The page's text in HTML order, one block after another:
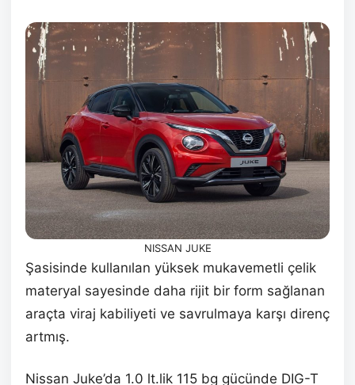
NISSAN JUKE
Şasisinde kullanılan yüksek mukavemetli çelik
materyal sayesinde daha rijit bir form sağlanan
araçta viraj kabiliyeti ve savrulmaya karşı direnç
artmış.
Nissan Juke’da 1.0 lt.lik 115 bg gücünde DIG-T